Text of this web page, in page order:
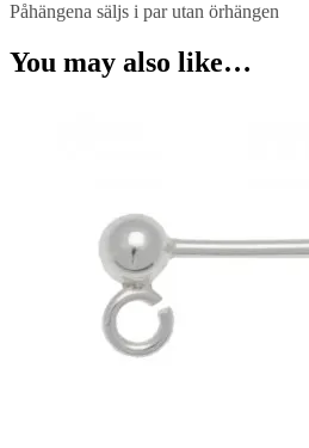
Påhängena säljs i par utan örhängen
You may also like…